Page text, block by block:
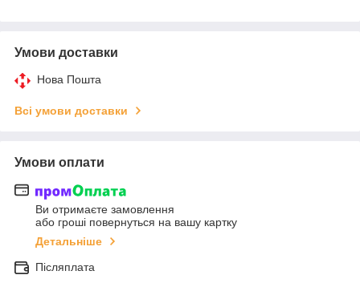
Умови доставки
Нова Пошта
Всі умови доставки
Умови оплати
Ви отримаєте замовлення
або гроші повернуться на вашу картку
Детальніше
Післяплата